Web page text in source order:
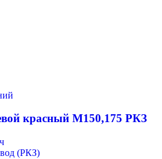
красный М150,175 РКЗ
(РКЗ)